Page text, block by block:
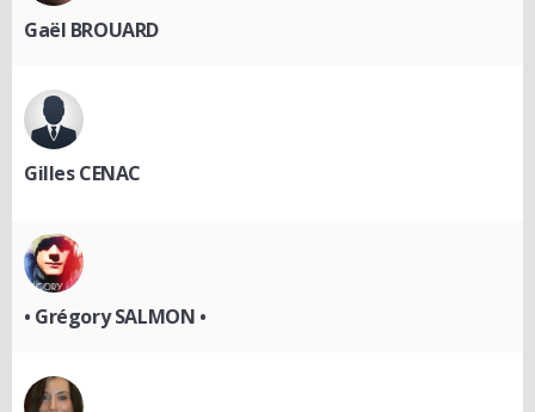
Gaël BROUARD
Gilles CENAC
• Grégory SALMON •